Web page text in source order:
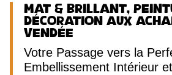
Mat & Brillant,
Décoration aux
Vendée
Votre Passage vers la
Embellissement Intérieur